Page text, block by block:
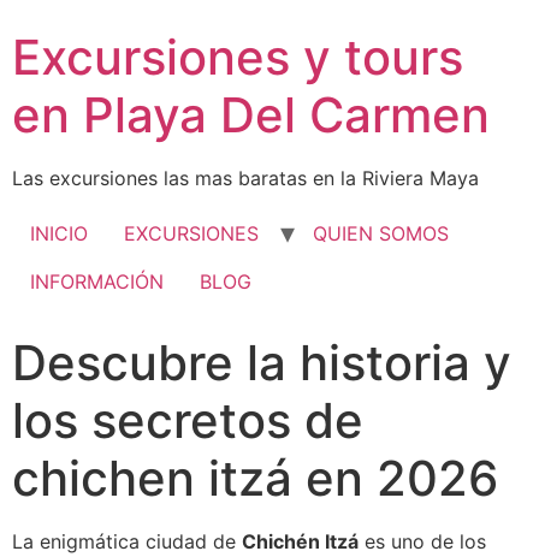
Excursiones y tours
en Playa Del Carmen
Las excursiones las mas baratas en la Riviera Maya
INICIO EXCURSIONES
QUIEN SOMOS
INFORMACIÓN
BLOG
Descubre la historia y
los secretos de
chichen itzá en 2026
La enigmática ciudad de Chichén Itzá es uno de los